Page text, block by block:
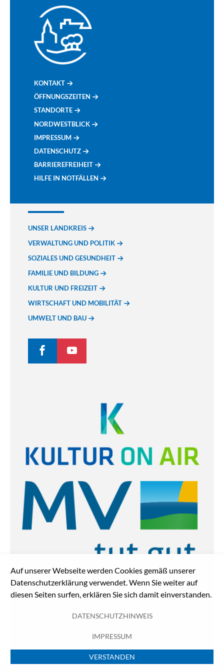
Auf unserer Webseite werden Cookies gemäß unserer
Datenschutzerklärung verwendet. Wenn Sie weiter auf
diesen Seiten surfen, erklären Sie sich damit einverstanden.
DATENSCHUTZHINWEIS
IMPRESSUM
VERSTANDEN
KONTAKT
ÖFFNUNGSZEITEN
STANDORTE
NORDWESTBLICK
IMPRESSUM
DATENSCHUTZ
BARRIEREFREIHEIT
HILFE IN NOTFÄLLEN
UNSER LANDKREIS
VERWALTUNG UND POLITIK
SOZIALES UND GESUNDHEIT
FAMILIE UND BILDUNG
KULTUR UND FREIZEIT
WIRTSCHAFT UND MOBILITÄT
UMWELT UND BAU